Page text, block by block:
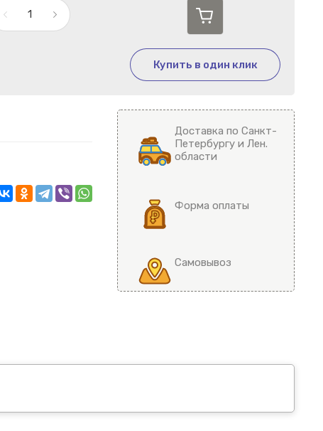
Купить в один клик
Доставка по Санкт-
Петербургу и Лен.
области
Форма оплаты
Самовывоз